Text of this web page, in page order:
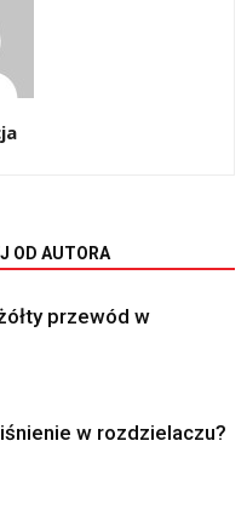
OD AUTORA
przewód w
w rozdzielaczu?